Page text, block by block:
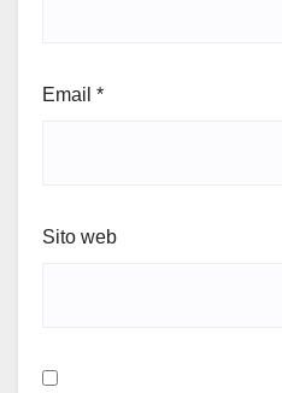
Email *
Sito web